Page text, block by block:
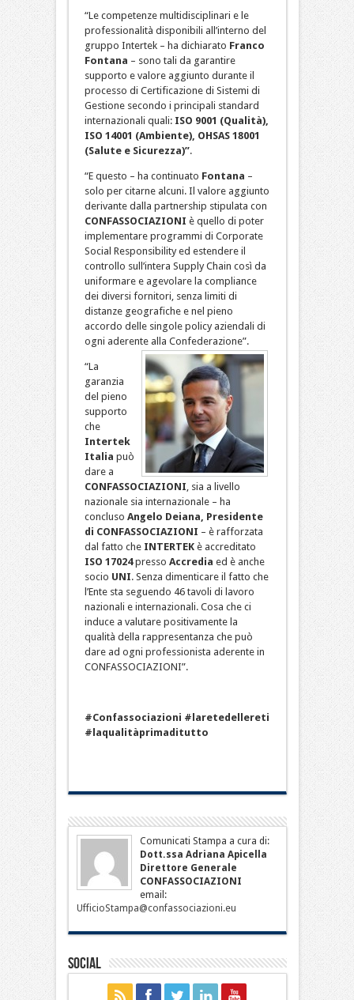
“Le competenze multidisciplinari e le
professionalità disponibili all’interno del
gruppo Intertek – ha dichiarato Franco
Fontana – sono tali da garantire
supporto e valore aggiunto durante il
processo di Certificazione di Sistemi di
Gestione secondo i principali standard
internazionali quali: ISO 9001 (Qualità),
ISO 14001 (Ambiente), OHSAS 18001
(Salute e Sicurezza)”.
“E questo – ha continuato Fontana –
solo per citarne alcuni. Il valore aggiunto
derivante dalla partnership stipulata con
CONFASSOCIAZIONI è quello di poter
implementare programmi di Corporate
Social Responsibility ed estendere il
controllo sull’intera Supply Chain così da
uniformare e agevolare la compliance
dei diversi fornitori, senza limiti di
distanze geografiche e nel pieno
accordo delle singole policy aziendali di
ogni aderente alla Confederazione”.
“La
garanzia
del pieno
supporto
che
Intertek
Italia può
dare a
CONFASSOCIAZIONI , sia a livello
nazionale sia internazionale – ha
concluso Angelo Deiana, Presidente
di CONFASSOCIAZIONI – è rafforzata
dal fatto che INTERTEKè accreditato
ISO 17024presso Accredia ed è anche
socio UNI. Senza dimenticare il fatto che
l’Ente sta seguendo 46 tavoli di lavoro
nazionali e internazionali. Cosa che ci
induce a valutare positivamente la
qualità della rappresentanza che può
dare ad ogni professionista aderente in
CONFASSOCIAZIONI”.
#Confassociazioni #laretedellereti
#laqualitàprimaditutto
Comunicati Stampa a cura di:
Dott.ssa Adriana Apicella
Direttore Generale
CONFASSOCIAZIONI
email:
UfficioStampa@confassociazioni.eu
Social